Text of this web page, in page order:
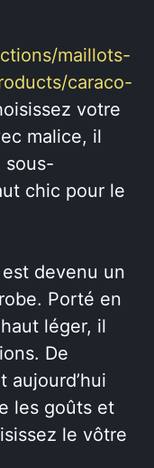
maillots-
caraco-
votre
malice, il
sous-
chic pour le
devenu un
Porté en
léger, il
De
aujourd’hui
les goûts et
le vôtre